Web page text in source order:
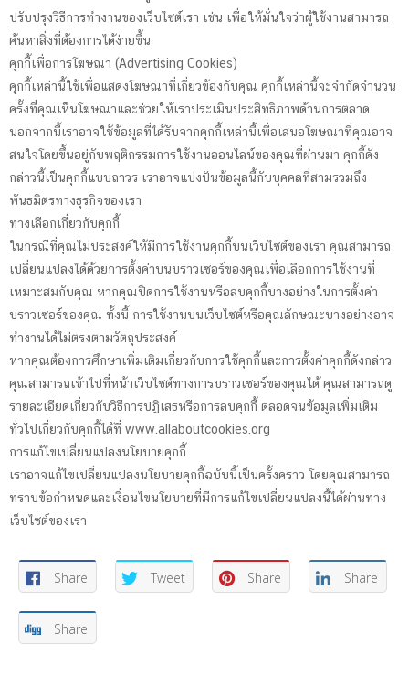
ปรับปรุงวิธีการทำงานของเว็บไซต์เรา เช่น เพื่อให้มั่นใจว่าผู้ใช้งานสามารถ
ค้นหาสิ่งที่ต้องการได้ง่ายขึ้น
คุกกี้เพื่อการโฆษณา (Advertising Cookies)
คุกกี้เหล่านี้ใช้เพื่อแสดงโฆษณาที่เกี่ยวข้องกับคุณ คุกกี้เหล่านี้จะจำกัดจำนวน
ครั้งที่คุณเห็นโฆษณาและช่วยให้เราประเมินประสิทธิภาพด้านการตลาด
นอกจากนี้เราอาจใช้ข้อมูลที่ได้รับจากคุกกี้เหล่านี้เพื่อเสนอโฆษณาที่คุณอาจ
สนใจโดยขึ้นอยู่กับพฤติกรรมการใช้งานออนไลน์ของคุณที่ผ่านมา คุกกี้ดัง
กล่าวนี้เป็นคุกกี้แบบถาวร เราอาจแบ่งปันข้อมูลนี้กับบุคคลที่สามรวมถึง
พันธมิตรทางธุรกิจของเรา
ทางเลือกเกี่ยวกับคุกกี้
ในกรณีที่คุณไม่ประสงค์ให้มีการใช้งานคุกกี้บนเว็บไซต์ของเรา คุณสามารถ
เปลี่ยนแปลงได้ด้วยการตั้งค่าบนบราวเซอร์ของคุณเพื่อเลือกการใช้งานที่
เหมาะสมกับคุณ หากคุณปิดการใช้งานหรือลบคุกกี้บางอย่างในการตั้งค่า
บราวเซอร์ของคุณ ทั้งนี้ การใช้งานบนเว็บไซต์หรือคุณลักษณะบางอย่างอาจ
ทำงานได้ไม่ตรงตามวัตถุประสงค์
หากคุณต้องการศึกษาเพิ่มเติมเกี่ยวกับการใช้คุกกี้และการตั้งค่าคุกกี้ดังกล่าว
คุณสามารถเข้าไปที่หน้าเว็บไซต์ทางการบราวเซอร์ของคุณได้ คุณสามารถดู
รายละเอียดเกี่ยวกับวิธีการปฏิเสธหรือการลบคุกกี้ ตลอดจนข้อมูลเพิ่มเติม
ทั่วไปเกี่ยวกับคุกกี้ได้ที่ www.allaboutcookies.org
การแก้ไขเปลี่ยนแปลงนโยบายคุกกี้
เราอาจแก้ไขเปลี่ยนแปลงนโยบายคุกกี้ฉบับนี้เป็นครั้งคราว โดยคุณสามารถ
ทราบข้อกำหนดและเงื่อนไขนโยบายที่มีการแก้ไขเปลี่ยนแปลงนี้ได้ผ่านทาง
เว็บไซต์ของเรา
Share Tweet Share Share
Share